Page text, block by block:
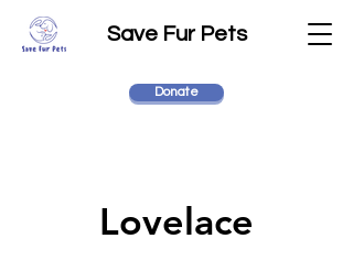
Save Fur Pets
Donate
Lovelace